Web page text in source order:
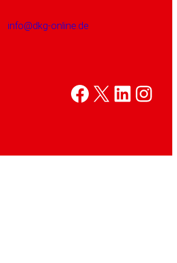
info@dkg-online.de
Facebook
X